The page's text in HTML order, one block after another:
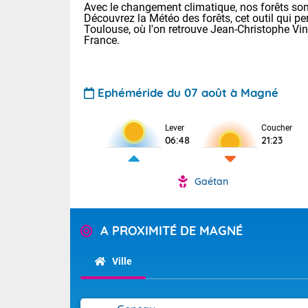
Pour la
Tendance
Avec le changement climatique, nos forêts
Découvrez la Météo des forêts, cet outil qui
Toulouse, où l'on retrouve Jean-Christophe
France.
Ephéméride du 07 août à Magné
Lever
06:48
Coucher
21:23
Gaétan
A PROXIMITÉ DE MAGNÉ
Ville
Voici les
31 Lyon :
: 32 Nancy :
32 Lille : 28
Demain :
Très
sur les